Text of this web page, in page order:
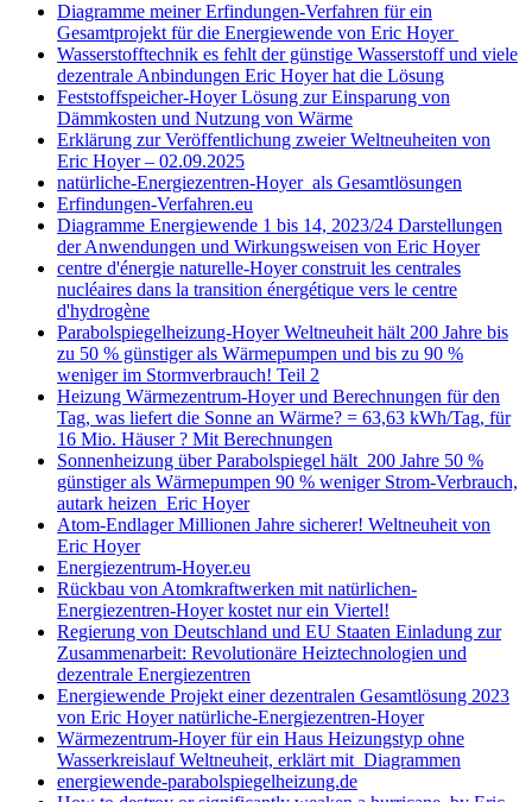
Diagramme meiner Erfindungen-Verfahren für ein
Gesamtprojekt für die Energiewende von Eric Hoyer
Wasserstofftechnik es fehlt der günstige Wasserstoff und viele
dezentrale Anbindungen Eric Hoyer hat die Lösung
Feststoffspeicher-Hoyer Lösung zur Einsparung von
Dämmkosten und Nutzung von Wärme
Erklärung zur Veröffentlichung zweier Weltneuheiten von
Eric Hoyer – 02.09.2025
natürliche-Energiezentren-Hoyer als Gesamtlösungen
Erfindungen-Verfahren.eu
Diagramme Energiewende 1 bis 14, 2023/24 Darstellungen
der Anwendungen und Wirkungsweisen von Eric Hoyer
centre d'énergie naturelle-Hoyer construit les centrales
nucléaires dans la transition énergétique vers le centre
d'hydrogène
Parabolspiegelheizung-Hoyer Weltneuheit hält 200 Jahre bis
zu 50 % günstiger als Wärmepumpen und bis zu 90 %
weniger im Stormverbrauch! Teil 2
Heizung Wärmezentrum-Hoyer und Berechnungen für den
Tag, was liefert die Sonne an Wärme? = 63,63 kWh/Tag, für
16 Mio. Häuser ? Mit Berechnungen
Sonnenheizung über Parabolspiegel hält 200 Jahre 50 %
günstiger als Wärmepumpen 90 % weniger Strom-Verbrauch,
autark heizen Eric Hoyer
Atom-Endlager Millionen Jahre sicherer! Weltneuheit von
Eric Hoyer
Energiezentrum-Hoyer.eu
Rückbau von Atomkraftwerken mit natürlichen-
Energiezentren-Hoyer kostet nur ein Viertel!
Regierung von Deutschland und EU Staaten Einladung zur
Zusammenarbeit: Revolutionäre Heiztechnologien und
dezentrale Energiezentren
Energiewende Projekt einer dezentralen Gesamtlösung 2023
von Eric Hoyer natürliche-Energiezentren-Hoyer
Wärmezentrum-Hoyer für ein Haus Heizungstyp ohne
Wasserkreislauf Weltneuheit, erklärt mit Diagrammen
energiewende-parabolspiegelheizung.de